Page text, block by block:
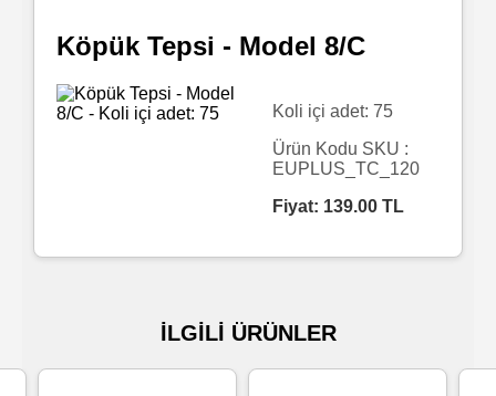
Mendil
Doublex
Triplex
Mendiller
Köpük Tepsi - Model 8/C
Koli içi adet: 75
Ürün Kodu SKU :
EUPLUS_TC_120
Fiyat: 139.00 TL
İLGİLİ ÜRÜNLER